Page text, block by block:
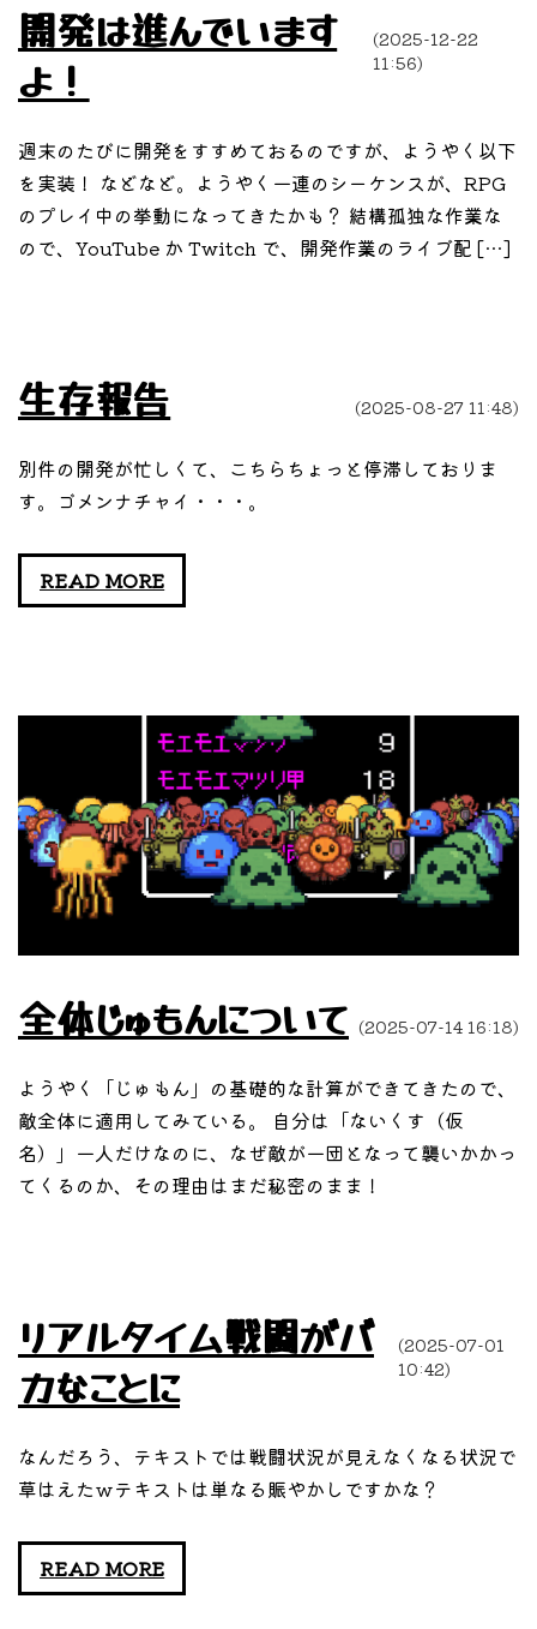
開発は進んでいます
よ！
(2025-12-22
11:56)
週末のたびに開発をすすめておるのですが、ようやく以下
を実装！ などなど。ようやく一連のシーケンスが、RPG
のプレイ中の挙動になってきたかも？ 結構孤独な作業な
ので、YouTube か Twitch で、開発作業のライブ配 […]
生存報告 (2025-08-27 11:48)
別件の開発が忙しくて、こちらちょっと停滞しておりま
す。ゴメンナチャイ・・・。
READ MORE生
存
全体じゅもんについて (2025-07-14 16:18)
ようやく「じゅもん」の基礎的な計算ができてきたので、
敵全体に適用してみている。 自分は「ないくす（仮
名）」一人だけなのに、なぜ敵が一団となって襲いかかっ
てくるのか、その理由はまだ秘密のまま！
リアルタイム戦闘がバ
カなことに
(2025-07-01
10:42)
なんだろう、テキストでは戦闘状況が見えなくなる状況で
草はえたｗテキストは単なる賑やかしですかな？
READ MOREリ
ア